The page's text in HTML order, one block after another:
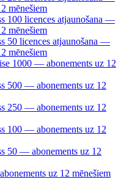
mēnešiem
100 licences atjaunošana —
mēnešiem
50 licences atjaunošana —
mēnešiem
1000 — abonements uz 12
500 — abonements uz 12
250 — abonements uz 12
100 — abonements uz 12
50 — abonements uz 12
uz 12 mēnešiem